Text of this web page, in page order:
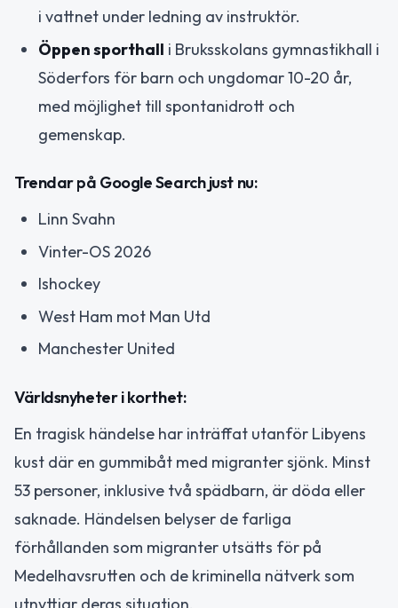
i vattnet under ledning av instruktör.
Öppen sporthall i Bruksskolans gymnastikhall i
Söderfors för barn och ungdomar 10-20 år,
med möjlighet till spontanidrott och
gemenskap.
Trendar på Google Search just nu:
Linn Svahn
Vinter-OS 2026
Ishockey
West Ham mot Man Utd
Manchester United
Världsnyheter i korthet:
En tragisk händelse har inträffat utanför Libyens
kust där en gummibåt med migranter sjönk. Minst
53 personer, inklusive två spädbarn, är döda eller
saknade. Händelsen belyser de farliga
förhållanden som migranter utsätts för på
Medelhavsrutten och de kriminella nätverk som
utnyttjar deras situation.